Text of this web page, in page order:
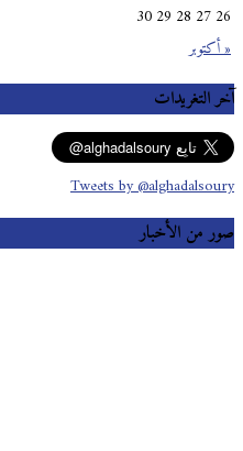
« أكتوبر
26
27
28
29
30
آخر التغريدات
Tweets by @alghadalsoury
صور من الأخبار